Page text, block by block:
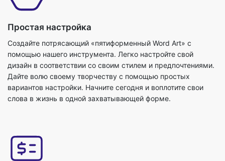
Простая настройка
Создайте потрясающий «пятиформенный Word Art» с
помощью нашего инструмента. Легко настройте свой
дизайн в соответствии со своим стилем и предпочтениями.
Дайте волю своему творчеству с помощью простых
вариантов настройки. Начните сегодня и воплотите свои
слова в жизнь в одной захватывающей форме.